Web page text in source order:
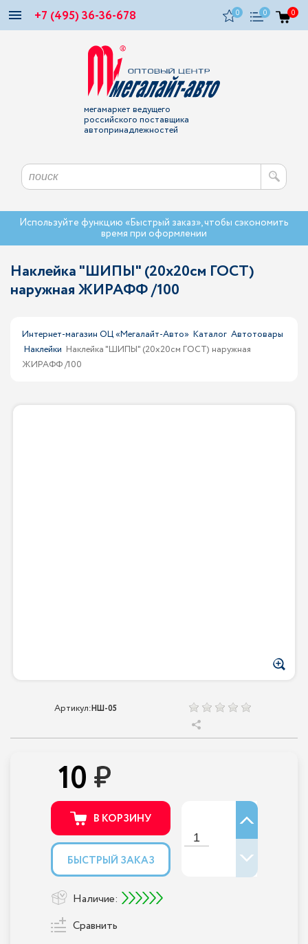
+7 (495) 36-36-678 0 0 0
мегамаркет ведущего
российского поставщика
автопринадлежностей
Используйте функцию «Быстрый заказ», чтобы сэкономить
время при оформлении
Наклейка "ШИПЫ" (20х20см ГОСТ)
наружная ЖИРАФФ /100
Интернет-магазин ОЦ «Мегалайт-Авто» Каталог Автотовары
Наклейки Наклейка "ШИПЫ" (20х20см ГОСТ) наружная
ЖИРАФФ /100
Артикул:НШ-05
10
В КОРЗИНУ
БЫСТРЫЙ ЗАКАЗ
Наличие:
Сравнить